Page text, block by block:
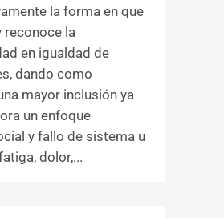
la forma en que
reconoce la
en igualdad de
dando como
mayor inclusión ya
un enfoque
y fallo de sistema u
dolor,...